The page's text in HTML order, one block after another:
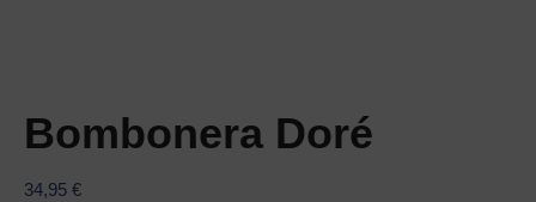
Bombonera Doré
34,95 €